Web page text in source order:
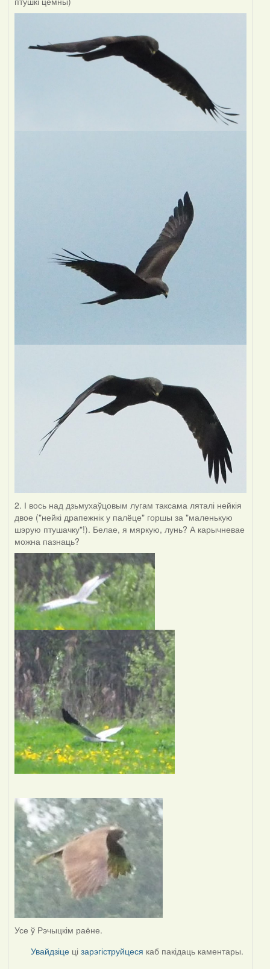
2. І вось над дзьмухаўцовым лугам таксама ляталі нейкія
двое ("нейкі драпежнік у палёце" горшы за "маленькую
шэрую птушачку"!). Белае, я мяркую, лунь? А карычневае
можна пазнаць?
Усе ў Рэчыцкім раёне.
Увайдзіце цізарэгіструйцеся каб пакідаць каментары.